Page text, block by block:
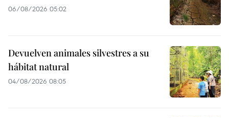
06/08/2026 05:02
Devuelven animales silvestres a su
hábitat natural
04/08/2026 08:05